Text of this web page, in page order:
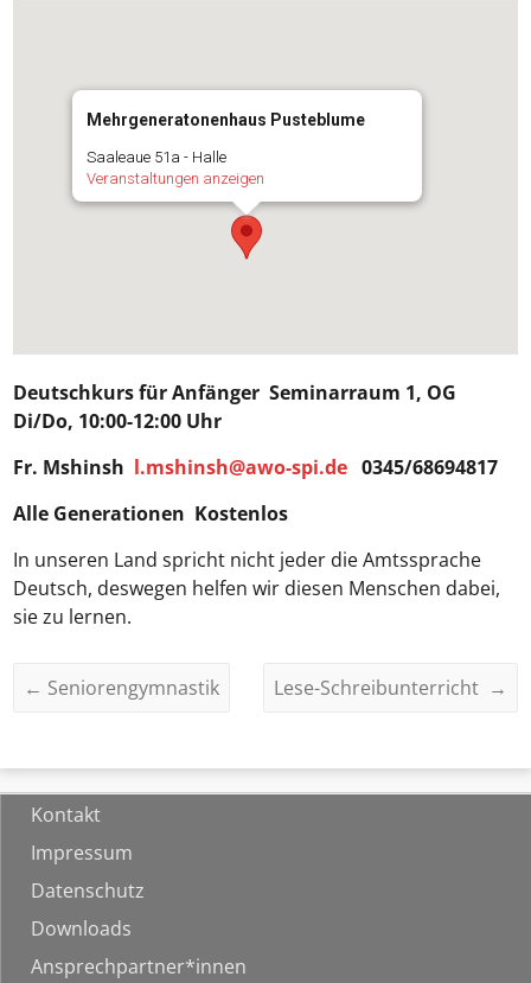
Mehrgeneratonenhaus Pusteblume
Saaleaue 51a - Halle
Veranstaltungen anzeigen
Deutschkurs fürAnfänger Seminarraum 1, OG
Di/Do, 10:00-12:00 Uhr
Fr. Mshinsh l.mshinsh@awo-spi.de 0345/68694817
Alle Generationen Kostenlos
In unseren Land spricht nicht jeder die Amtssprache
Deutsch, deswegen helfen wir diesen Menschen dabei,
sie zu lernen.
← Seniorengymnastik Lese-Schreibunterricht →
Kontakt
Impressum
Datenschutz
Downloads
Ansprechpartner*innen